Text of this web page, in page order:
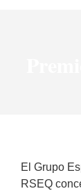
El Grupo
RSEQ